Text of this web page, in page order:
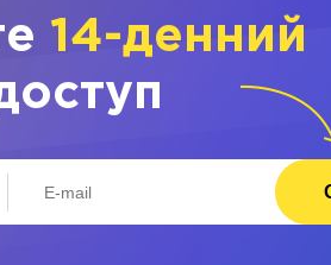
14-денний